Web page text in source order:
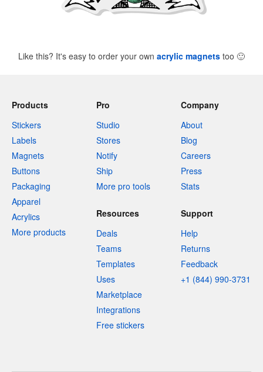
Like this? It's easy to order your own acrylic magnets too 🙂
Products
Stickers
Labels
Magnets
Buttons
Packaging
Apparel
Acrylics
More products
Pro
Studio
Stores
Notify
Ship
More pro tools
Company
About
Blog
Careers
Press
Stats
Resources
Deals
Teams
Templates
Uses
Marketplace
Integrations
Free stickers
Support
Help
Returns
Feedback
+1 (844) 990-3731